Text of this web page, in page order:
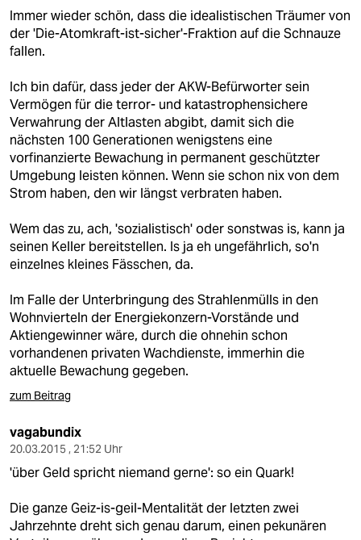
Immer wieder schön, dass die idealistischen Träumer von
der 'Die-Atomkraft-ist-sicher'-Fraktion auf die Schnauze
fallen.
Ich bin dafür, dass jeder der AKW-Befürworter sein
Vermögen für die terror- und katastrophensichere
Verwahrung der Altlasten abgibt, damit sich die
nächsten 100 Generationen wenigstens eine
vorfinanzierte Bewachung in permanent geschützter
Umgebung leisten können. Wenn sie schon nix von dem
Strom haben, den wir längst verbraten haben.
Wem das zu, ach, 'sozialistisch' oder sonstwas is, kann ja
seinen Keller bereitstellen. Is ja eh ungefährlich, so'n
einzelnes kleines Fässchen, da.
Im Falle der Unterbringung des Strahlenmülls in den
Wohnvierteln der Energiekonzern-Vorstände und
Aktiengewinner wäre, durch die ohnehin schon
vorhandenen privaten Wachdienste, immerhin die
aktuelle Bewachung gegeben.
zum Beitrag
vagabundix
20.03.2015 , 21:52 Uhr
'über Geld spricht niemand gerne': so ein Quark!
Die ganze Geiz-is-geil-Mentalität der letzten zwei
Jahrzehnte dreht sich genau darum, einen pekunären